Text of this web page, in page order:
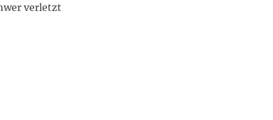
verletzt